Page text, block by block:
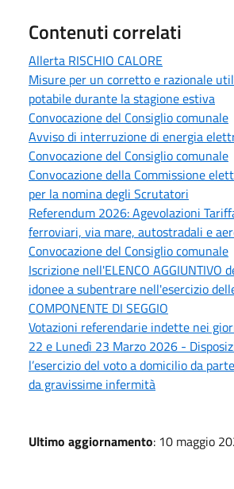
Contenuti correlati
Allerta RISCHIO CALORE
Misure per un corretto e razionale
potabile durante la stagione estiva
Convocazione del Consiglio comunale
Avviso di interruzione di energia
Convocazione del Consiglio comunale
Convocazione della Commissione
per la nomina degli Scrutatori
Referendum 2026: Agevolazioni
ferroviari, via mare, autostradali e
Convocazione del Consiglio comunale
Iscrizione nell'ELENCO AGGIUNTIVO
idonee a subentrare nell'esercizio
COMPONENTE DI SEGGIO
Votazioni referendarie indette nei
22 e Lunedì 23 Marzo 2026 -
l’esercizio del voto a domicilio da
da gravissime infermità
Ultimo aggiornamento: 10 maggio